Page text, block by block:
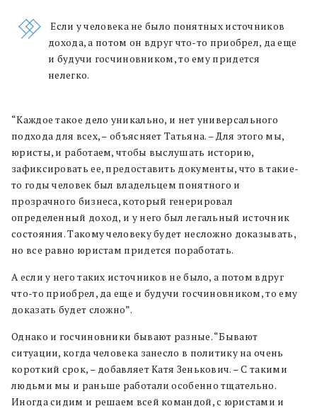
Если у человека не было понятных источников
дохода, а потом он вдруг что-то приобрел, да еще
и будучи госчиновником, то ему придется
нелегко.
“Каждое такое дело уникально, и нет универсального
подхода для всех,– объясняет Татьяна. – Для этого мы,
юристы, и работаем, чтобы выслушать историю,
зафиксировать ее, предоставить документы, что в такие-
то годы человек был владельцем понятного и
прозрачного бизнеса, который генерировал
определенный доход, и у него быллегальный источник
состояния. Такому человеку будет несложно доказывать,
но все равно юристам придется поработать.
А если у него таких источников не было, а потом вдруг
что-то приобрел, да еще и будучи госчиновником, то ему
доказать будет сложно”.
Однако и госчиновники бывают разные. “Бывают
ситуации, когда человека занесло в политику на очень
короткий срок, – добавляет Катя Зенькович. – С такими
людьми мы и раньше работали особенно тщательно.
Иногда сидим и решаем всей командой, с юристами и